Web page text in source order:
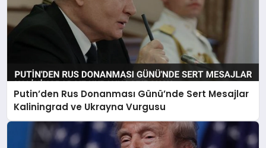
Putin’den Rus Donanması Günü’nde Sert Mesajlar
Kaliningrad ve Ukrayna Vurgusu